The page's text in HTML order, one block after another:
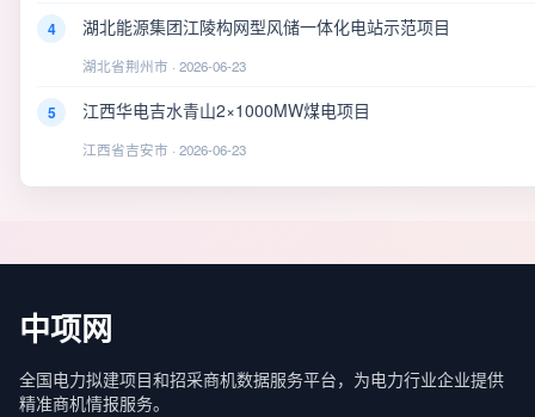
4 湖北能源集团江陵构网型风储一体化电站示范项目
湖北省荆州市 · 2026-06-23
5 江西华电吉水青山2×1000MW煤电项目
江西省吉安市 · 2026-06-23
中项网
全国电力拟建项目和招采商机数据服务平台，为电力行业企业提供
精准商机情报服务。